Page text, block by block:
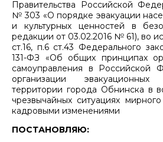
Правительства Российской
№ 303 «О порядке эвакуации
и культурных ценностей в
редакции от 03.02.2016 № 61), во
ст.16, п.6 ст.43 Федерального
131-ФЗ «Об общих принципах
самоуправления в Российской
организации
территории города Обнинска в
чрезвычайных ситуациях
кадровыми изменениями
ПОСТАНОВЛЯЮ: